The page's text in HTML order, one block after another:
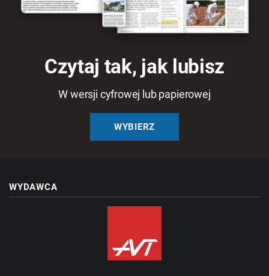
Czytaj tak, jak lubisz
W wersji cyfrowej lub papierowej
WYBIERZ
WYDAWCA